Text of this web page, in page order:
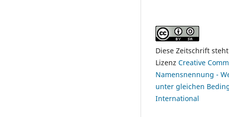
Diese Zeitschrift
Lizenz Creative
Namensnennung -
unter gleichen
International